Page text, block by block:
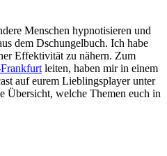
Menschen hypnotisieren und
dem Dschungelbuch. Ich habe
Effektivität zu nähern. Zum
leiten, haben mir in einem
auf eurem Lieblingsplayer unter
Übersicht, welche Themen euch in